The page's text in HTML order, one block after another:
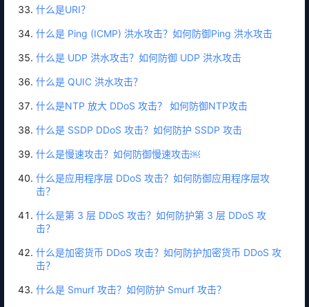
什么是URI？
什么是 Ping (ICMP) 洪水攻击？如何防御Ping 洪水攻击
什么是 UDP 洪水攻击？如何防御 UDP 洪水攻击
什么是 QUIC 洪水攻击？
什么是NTP 放大 DDoS 攻击？ 如何防御NTP攻击
什么是 SSDP DDoS 攻击？如何防护 SSDP 攻击
什么是慢速攻击？如何防御慢速攻击￼
什么是应用程序层 DDoS 攻击？如何防御应用程序层攻
击？
什么是第 3 层 DDoS 攻击？如何防护第 3 层 DDoS 攻
击？
什么是加密货币 DDoS 攻击？如何防护加密货币 DDoS 攻
击？
什么是 Smurf 攻击？如何防护 Smurf 攻击？